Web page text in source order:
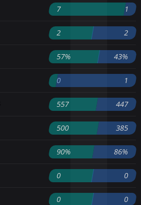
7 1
2 2
57% 43%
0 1
557 447
500 385
90% 86%
0 0
0 0